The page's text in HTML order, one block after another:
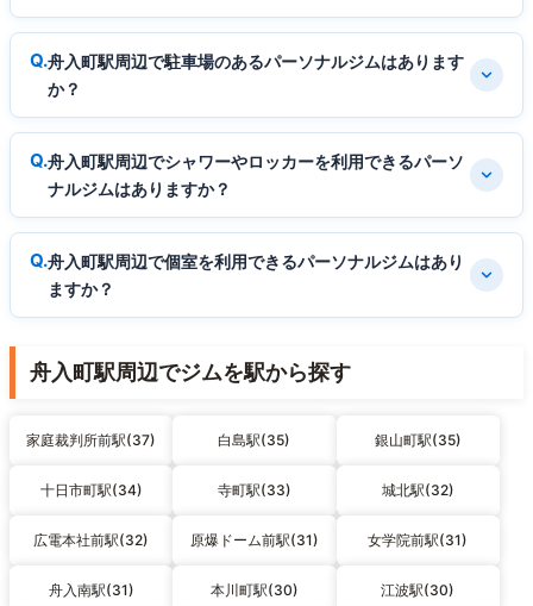
舟入町駅周辺で駐車場のあるパーソナルジムはあります
か？
舟入町駅周辺でシャワーやロッカーを利用できるパーソ
ナルジムはありますか？
舟入町駅周辺で個室を利用できるパーソナルジムはあり
ますか？
舟入町駅周辺でジムを駅から探す
家庭裁判所前駅(37) 白島駅(35) 銀山町駅(35)
十日市町駅(34) 寺町駅(33) 城北駅(32)
広電本社前駅(32) 原爆ドーム前駅(31) 女学院前駅(31)
舟入南駅(31) 本川町駅(30) 江波駅(30)